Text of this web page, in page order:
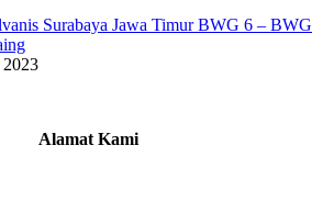
Surabaya Jawa Timur BWG 6 – BWG
2023
Alamat Kami